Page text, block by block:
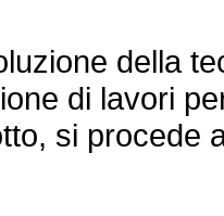
della
di lavori
si procede